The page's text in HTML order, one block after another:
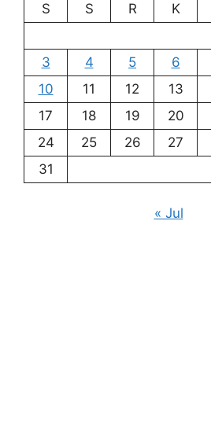
S
S R K
3
4 5 6
10
11 12 13
17
18 19 20
24
25 26 27
31
« Jul